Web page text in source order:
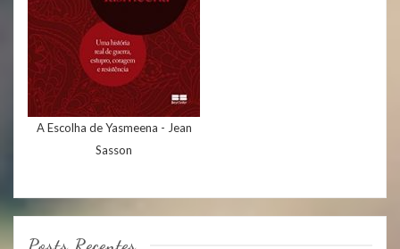
A Escolha de Yasmeena - Jean
Sasson